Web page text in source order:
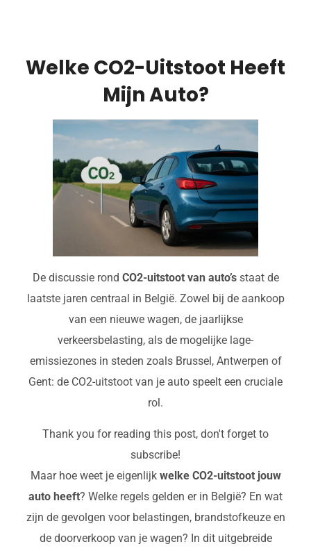
Welke CO2-Uitstoot Heeft
Mijn Auto?
De discussie rond CO2-uitstoot van auto’sstaat de
laatste jaren centraal in België. Zowel bij de aankoop
van een nieuwe wagen, de jaarlijkse
verkeersbelasting, als de mogelijke lage-
emissiezones in steden zoals Brussel, Antwerpen of
Gent: de CO2-uitstoot van je auto speelt een cruciale
rol.
Thank you for reading this post, don't forget to
subscribe!
Maar hoe weet je eigenlijk welke CO2-uitstoot jouw
auto heeft? Welke regels gelden er in België? En wat
zijn de gevolgen voor belastingen, brandstofkeuze en
de doorverkoop van je wagen? In dit uitgebreide